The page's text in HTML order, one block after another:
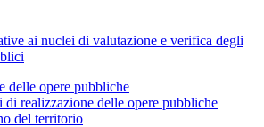
ai nuclei di valutazione e verifica degli
delle opere pubbliche
realizzazione delle opere pubbliche
del territorio